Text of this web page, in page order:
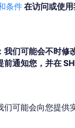
条件在访问或使用
我们可能会不时修
前通知您，并在
们可能会向您提供